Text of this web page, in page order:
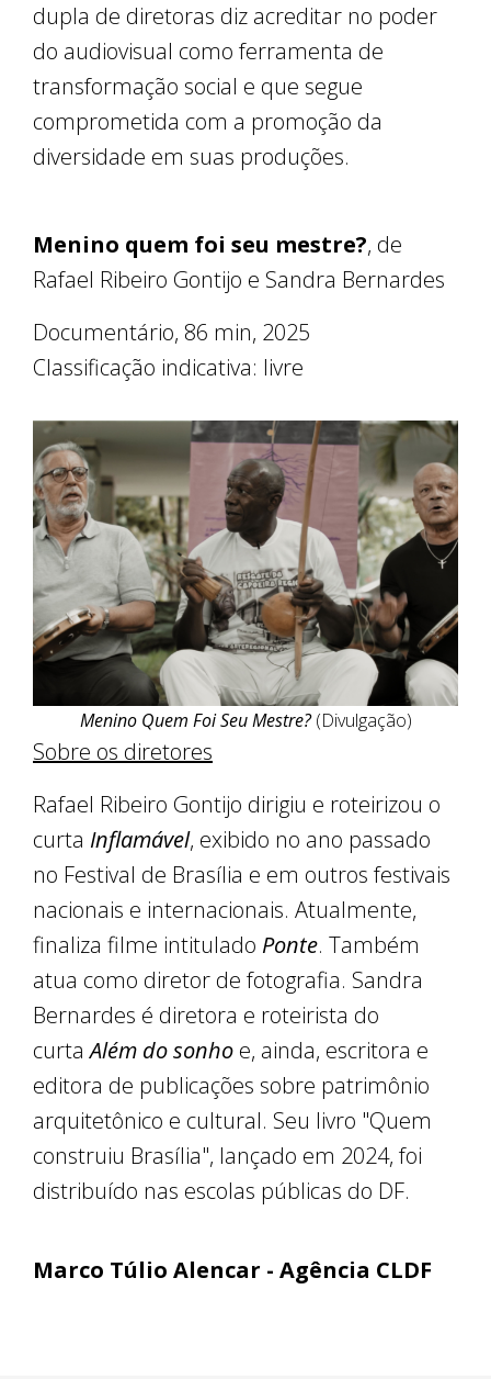
dupla de diretoras diz acreditar no poder
do audiovisual como ferramenta de
transformação social e que segue
comprometida com a promoção da
diversidade em suas produções.
Menino quem foi seu mestre?, de
Rafael Ribeiro Gontijo e Sandra Bernardes
Documentário, 86 min, 2025
Classificação indicativa: livre
Menino Quem Foi Seu Mestre?(Divulgação)
Sobre os diretores
Rafael Ribeiro Gontijo dirigiu e roteirizou o
curta Inflamável, exibido no ano passado
no Festival de Brasília e em outros festivais
nacionais e internacionais. Atualmente,
finaliza filme intitulado Ponte. Também
atua como diretor de fotografia. Sandra
Bernardes é diretora e roteirista do
curtaAlém do sonho e, ainda, escritora e
editora de publicações sobre patrimônio
arquitetônico e cultural. Seu livro "Quem
construiu Brasília", lançado em 2024, foi
distribuído nas escolas públicas do DF.
Marco Túlio Alencar - Agência CLDF